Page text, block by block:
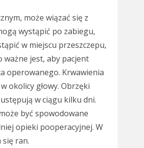
może wiązać się z
wystąpić po zabiegu,
w miejscu przeszczepu,
ważne jest, aby pacjent
operowanego. Krwawienia
okolicy głowy. Obrzęki
w ciągu kilku dni.
być spowodowane
opieki pooperacyjnej. W
ran.